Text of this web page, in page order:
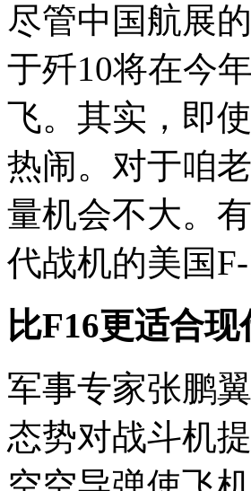
尽管中国航展
于歼10将在今
飞。其实，即
热闹。对于咱
量机会不大。
代战机的美国
比F16更适合
军事专家张鹏
态势对战斗机